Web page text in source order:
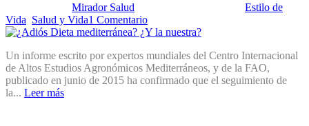
Mirador Salud
Estilo de
Vida Salud y Vida1 Comentario
Un informe escrito por expertos mundiales del Centro Internacional
de Altos Estudios Agronómicos Mediterráneos, y de la FAO,
publicado en junio de 2015 ha confirmado que el seguimiento de
la... Leer más